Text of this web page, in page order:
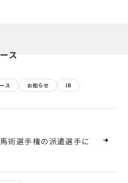
ス
ス お知らせ IR
術選手権の派遣選手に